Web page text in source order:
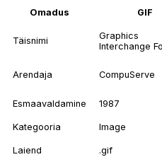
Omadus GIF
Täisnimi
Graphics
Interchange
Arendaja CompuServe
Esmaavaldamine 1987
Kategooria Image
Laiend .gif